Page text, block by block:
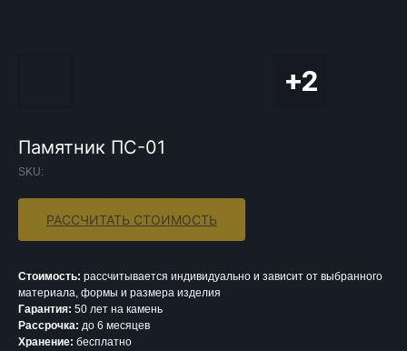
Памятник ПС-01
SKU:
РАССЧИТАТЬ СТОИМОСТЬ
Стоимость: рассчитывается индивидуально и зависит от выбранного
материала, формы и размера изделия
Гарантия: 50 лет на камень
Рассрочка: до 6 месяцев
Хранение: бесплатно